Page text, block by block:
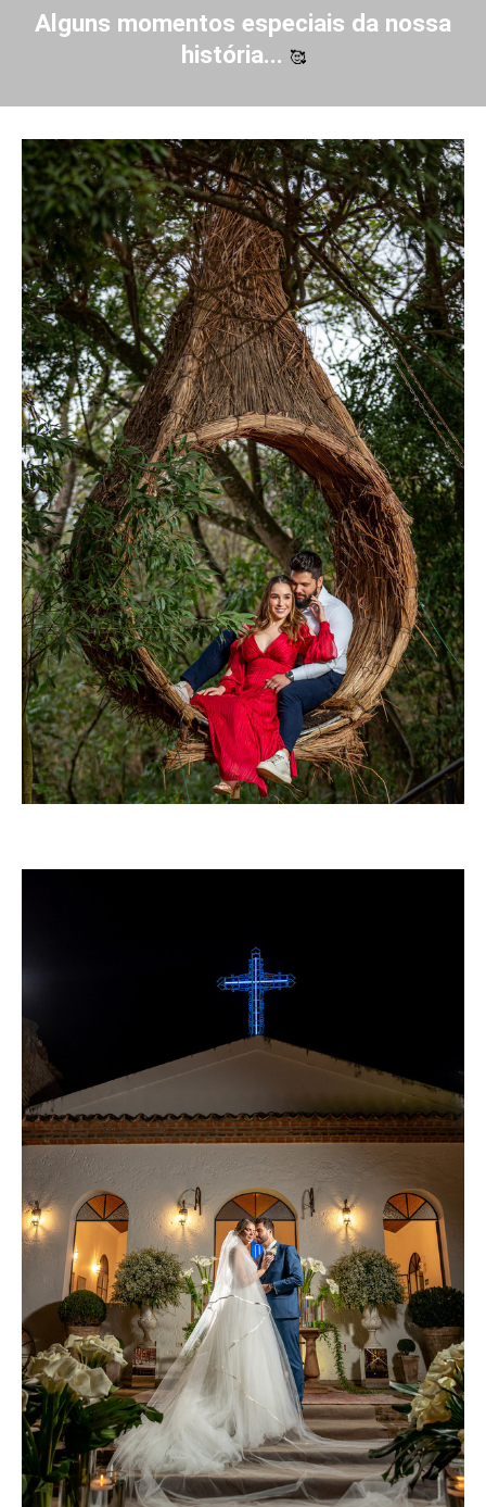
Alguns momentos especiais da nossa
história... 🥰